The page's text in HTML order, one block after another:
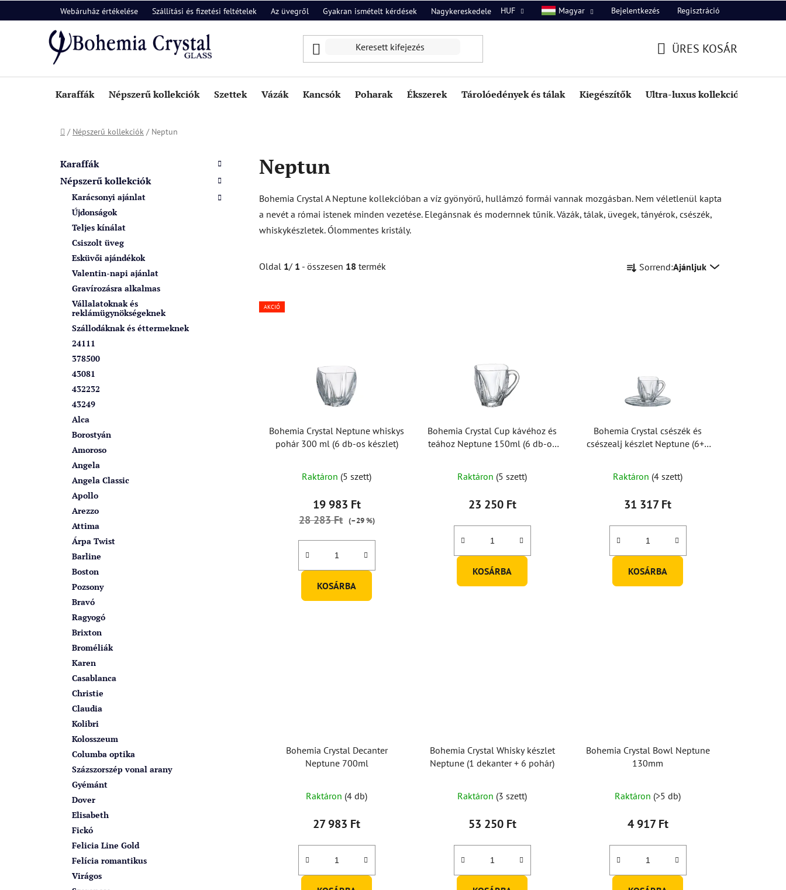
a
Webáruház értékelése Szállítási és fizetési feltételek Az üvegről Gyakran ismételt kérdések Nagykereskedelem Rólunk Kapcsolat
HUF Magyar Bejelentkezés Regisztráció
ÜRES KOSÁR
Karaffák Népszerű kollekciók Szettek Vázák Kancsók Poharak Ékszerek Tárolóedények és tálak Kiegészítők Ultra-luxus kollekció
Kezdőlap
/ Népszerű kollekciók / Neptun
átugrása
Karaffák
Népszerű kollekciók
Karácsonyi ajánlat
Újdonságok
Teljes kínálat
Csiszolt üveg
Esküvői ajándékok
Valentin-napi ajánlat
Gravírozásra alkalmas
Vállalatoknak és
reklámügynökségeknek
Szállodáknak és éttermeknek
24111
378500
43081
432232
43249
Alca
Borostyán
Amoroso
Angela
Angela Classic
Apollo
Arezzo
Attima
Árpa Twist
Barline
Boston
Pozsony
Bravó
Ragyogó
Brixton
Broméliák
Karen
Casablanca
Christie
Claudia
Kolibri
Kolosszeum
Columba optika
Százszorszép vonal arany
Gyémánt
Dover
Elisabeth
Fickó
Felicia Line Gold
Felícia romantikus
Virágos
Neptun
Bohemia Crystal A Neptune kollekcióban a víz gyönyörű, hullámzó formái vannak mozgásban. Nem véletlenül kapta
a nevét a római istenek minden vezetése. Elegánsnak és modernnek tűnik. Vázák, tálak, üvegek, tányérok, csészék,
whiskykészletek. Ólommentes kristály.
Oldal 1/ 1 - összesen 18 termék
e
e
n
d
e
é
s
e
Sorrend:Ajánljuk
T
AKCIÓ
Bohemia Crystal Neptune whiskys
pohár 300 ml (6 db-os készlet)
Raktáron (5 szett)
19 983 Ft
28 283 Ft (–29 %)
KOSÁRBA
Bohemia Crystal Cup kávéhoz és
teához Neptune 150ml (6 db-os
Raktáron (5 szett)
23 250 Ft
KOSÁRBA
Bohemia Crystal csészék és
csészealj készlet Neptune (6+6
Raktáron (4 szett)
31 317 Ft
KOSÁRBA
Bohemia Crystal Decanter
Neptune 700ml
Raktáron (4 db)
27 983 Ft
Bohemia Crystal Whisky készlet
Neptune (1 dekanter + 6 pohár)
Raktáron (3 szett)
53 250 Ft
Bohemia Crystal Bowl Neptune
130mm
Raktáron (>5 db)
4 917 Ft